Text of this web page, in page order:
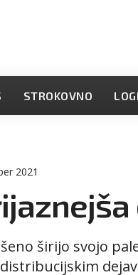
STROKOVNO
2021
širijo svojo